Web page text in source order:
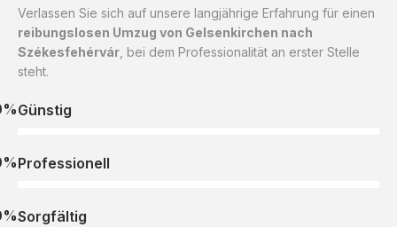
Verlassen Sie sich auf unsere langjährige Erfahrung für einen
reibungslosen Umzug von Gelsenkirchen nach
Székesfehérvár , bei dem Professionalität an erster Stelle
steht.
Günstig
Professionell
Sorgfältig